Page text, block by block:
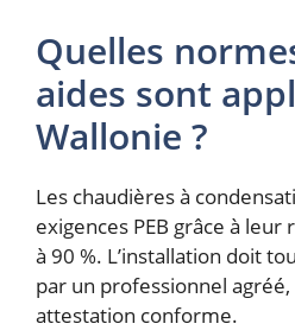
Quelles
aides sont
Wallonie ?
Les chaudières à
exigences PEB grâce à
à 90 %. L’installation doit
par un professionnel
attestation conforme.